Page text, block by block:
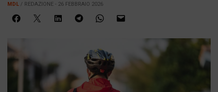
MDL / REDAZIONE - 26 FEBBRAIO 2026